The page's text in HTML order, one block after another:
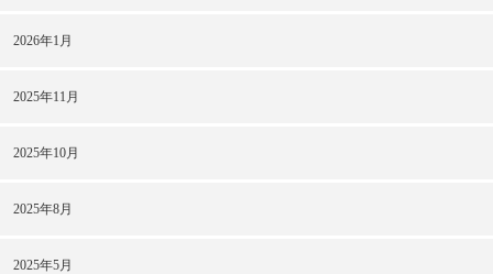
2026年1月
2025年11月
2025年10月
2025年8月
2025年5月